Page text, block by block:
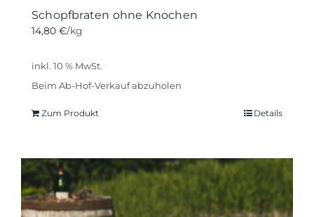
Schopfbraten ohne Knochen
14,80 €/kg
inkl. 10 % MwSt.
Beim Ab-Hof-Verkauf abzuholen
Zum Produkt Details